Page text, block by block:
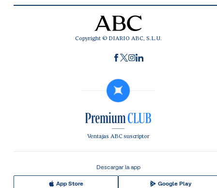
Copyright © DIARIO ABC, S.L.U.
Ventajas ABC suscriptor
Descargar la app
App Store Google Play